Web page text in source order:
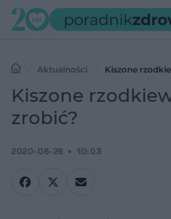
Aktualności Kiszone
Kiszone
zrobić?
2020-06-26 10:03